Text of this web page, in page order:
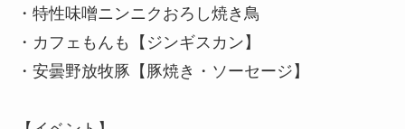
・特性味噌ニンニクおろし焼き鳥
・カフェもんも【ジンギスカン】
・安曇野放牧豚【豚焼き・ソーセージ】